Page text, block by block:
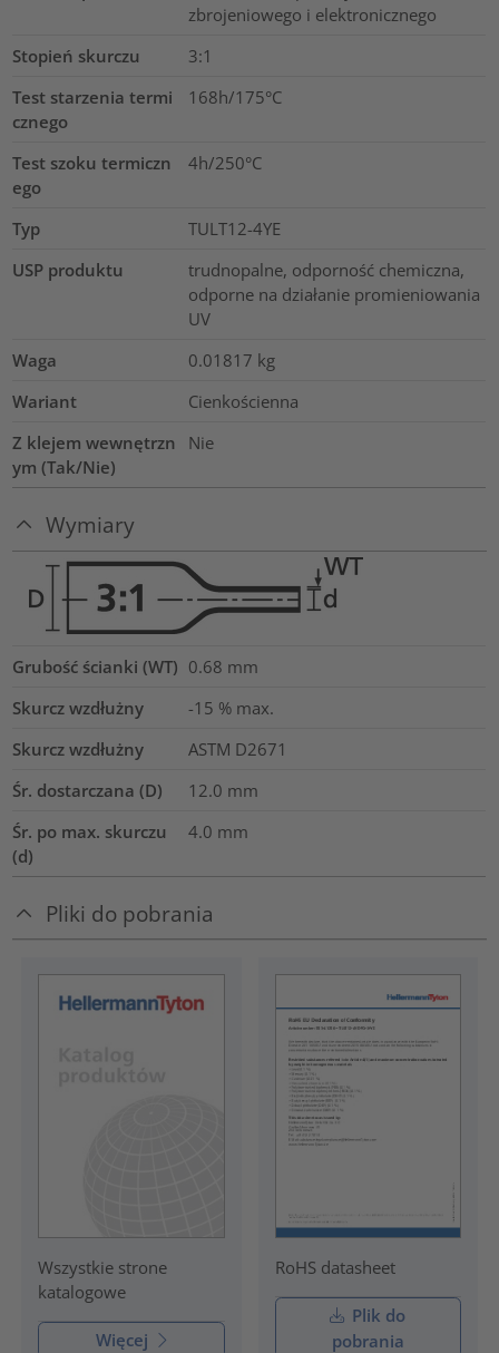
zbrojeniowego i elektronicznego
Stopień skurczu
3:1
Test starzenia termi
cznego
168h/175°C
Test szoku termiczn
ego
4h/250°C
Typ
TULT12-4YE
USP produktu
trudnopalne, odporność chemiczna,
odporne na działanie promieniowania
UV
Waga
0.01817 kg
Wariant
Cienkościenna
Z klejem wewnętrzn
ym (Tak/Nie)
Nie
Wymiary
Grubość ścianki (WT) 0.68 mm
Skurcz wzdłużny
-15 % max.
Skurcz wzdłużny
ASTM D2671
Śr. dostarczana (D)
12.0 mm
Śr. po max. skurczu
(d)
4.0 mm
Pliki do pobrania
Wszystkie strone
katalogowe
Więcej
RoHS datasheet
Plik do
pobrania